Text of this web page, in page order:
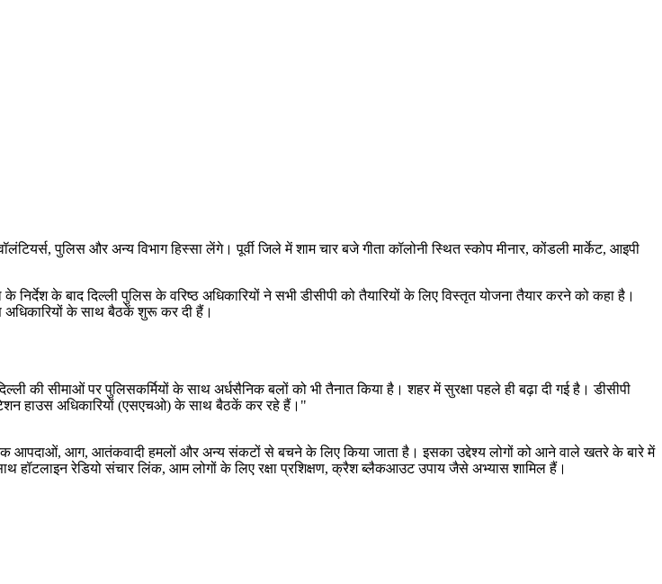
पुलिस और अन्य विभाग हिस्सा लेंगे। पूर्वी जिले में शाम चार बजे गीता कॉलोनी स्थित स्कोप मीनार, कोंडली मार्केट, आइपी
के बाद दिल्ली पुलिस के वरिष्ठ अधिकारियों ने सभी डीसीपी को तैयारियों के लिए विस्तृत योजना तैयार करने को कहा है।
अधिकारियों के साथ बैठकें शुरू कर दी हैं।
की सीमाओं पर पुलिसकर्मियों के साथ अर्धसैनिक बलों को भी तैनात किया है। शहर में सुरक्षा पहले ही बढ़ा दी गई है। डीसीपी
हाउस अधिकारियों (एसएचओ) के साथ बैठकें कर रहे हैं।"
आपदाओं, आग, आतंकवादी हमलों और अन्य संकटों से बचने के लिए किया जाता है। इसका उद्देश्य लोगों को आने वाले खतरे के बारे में
हॉटलाइन रेडियो संचार लिंक, आम लोगों के लिए रक्षा प्रशिक्षण, क्रैश ब्लैकआउट उपाय जैसे अभ्यास शामिल हैं।